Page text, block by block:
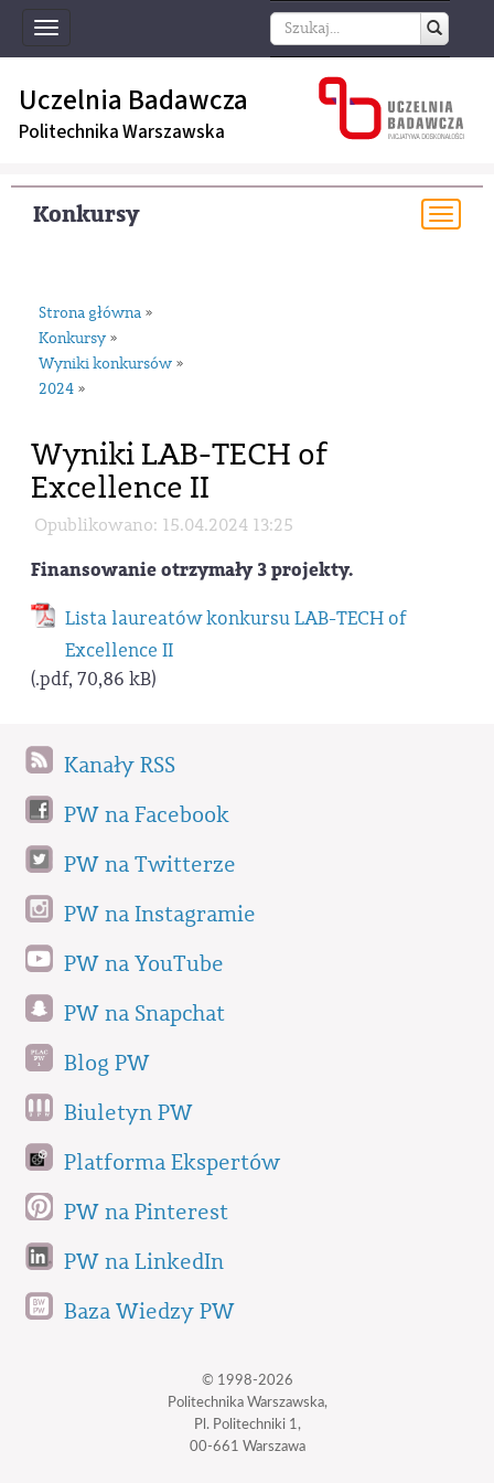
Toggle
navigation
Uczelnia Badawcza
Politechnika Warszawska
Konkursy
Strona główna »
Konkursy »
Wyniki konkursów »
2024 »
Wyniki LAB-TECH of
Excellence II
Opublikowano: 15.04.2024 13:25
Finansowanie otrzymały 3 projekty.
Lista laureatów konkursu LAB-TECH of
Excellence II
(.pdf, 70,86 kB)
Kanały RSS
PW na Facebook
PW na Twitterze
PW na Instagramie
PW na YouTube
PW na Snapchat
Blog PW
Biuletyn PW
Platforma Ekspertów
PW na Pinterest
PW na LinkedIn
Baza Wiedzy PW
© 1998-2026
Politechnika Warszawska,
Pl. Politechniki 1,
00-661 Warszawa